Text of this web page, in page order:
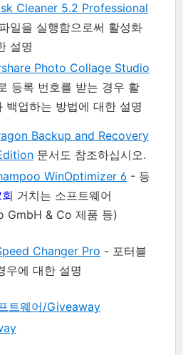
Cleaner 5.2 Professional
일을 실행함으로써 활성화
설명
Photo Collage Studio
등록 번호를 받는 경우 활
백업하는 방법에 대한 설명
Backup and Recovery
문서도 참조하십시오.
WinOptimizer 6 - 등
거치는 소프트웨어
GmbH & Co 제품 등)
Changer Pro - 포터블
우에 대한 설명
트웨어/Giveaway